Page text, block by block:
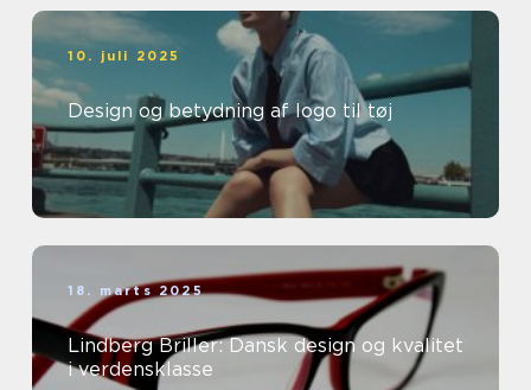
10. juli 2025
Design og betydning af logo til tøj
18. marts 2025
Lindberg Briller: Dansk design og kvalitet
i verdensklasse